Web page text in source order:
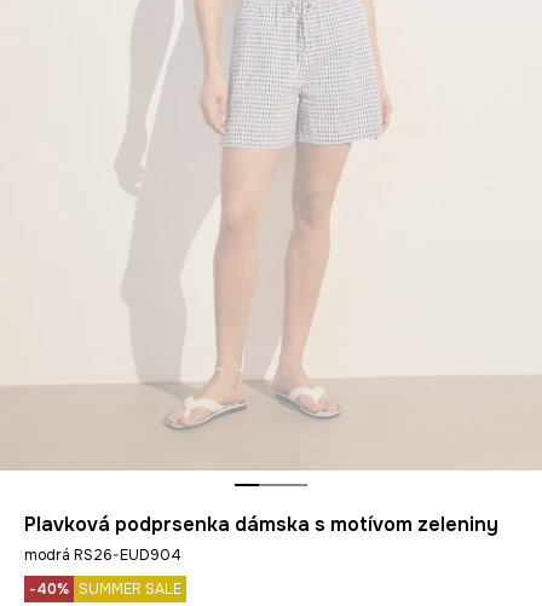
Plavková podprsenka dámska s motívom zeleniny
modrá RS26-EUD904
-40% SUMMER SALE